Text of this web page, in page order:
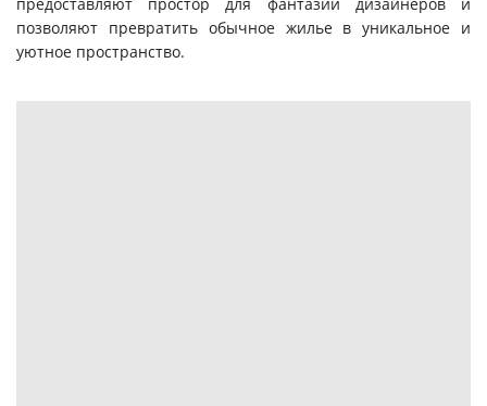
позволяют превратить обычное жилье в уникальное и
уютное пространство.